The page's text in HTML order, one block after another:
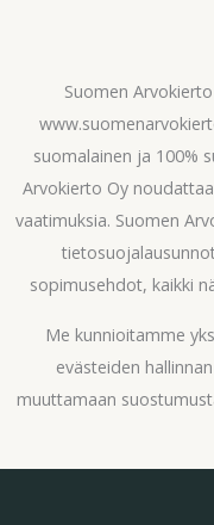
Suomen
suomalainen ja 100%
Arvokierto Oy
vaatimuksia. Suomen
sopimusehdot, kaikki
Me kunnioitamme
evästeiden
muuttamaan